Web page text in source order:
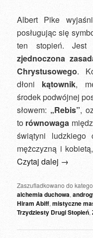
Albert Pike
posługując się
ten stopień. Jest
zjednoczona
Chrystusowego.
dłoni kątownik,
środek podwójnej
słowem: „Rebis”,
to równowaga
świątyni ludzkiego
mężczyzną i
Czytaj dalej →
Zaszufladkowano do
alchemia duchowa,
Hiram Abiff,mistyczne
Trzydziesty Drugi Stopień,